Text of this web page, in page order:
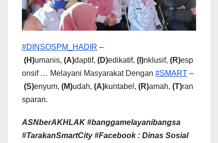
#DINSOSPM_HADIR –
(H)umanis, (A)daptif, (D)edikatif, (I)nklusif, (R)esp
onsif … Melayani Masyarakat Dengan #SMART –
(S)enyum, (M)udah, (A)kuntabel, (R)amah, (T)ran
sparan.
ASNberAKHLAK #banggamelayanibangsa
#TarakanSmartCity #Facebook : Dinas Sosial